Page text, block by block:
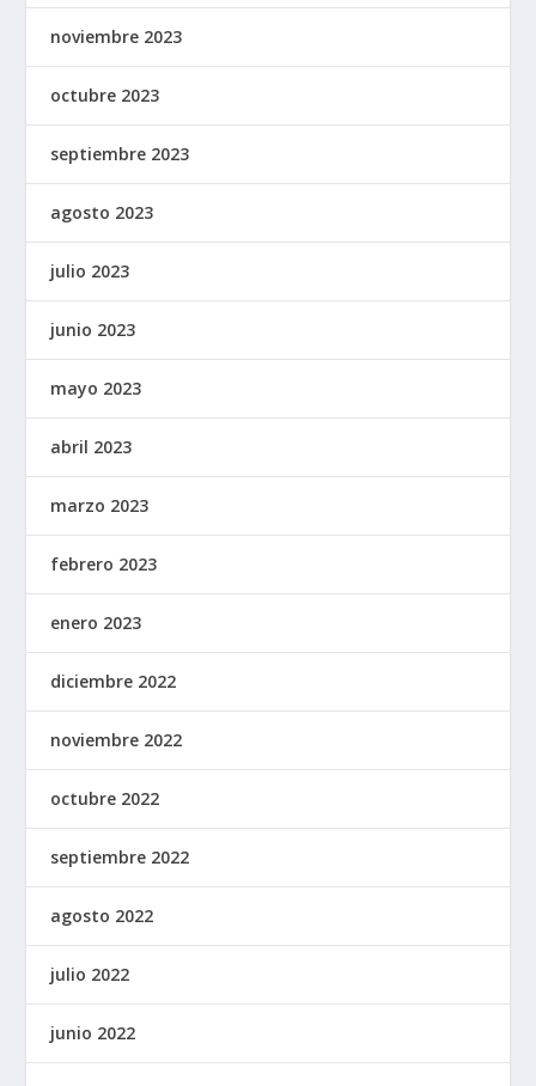
noviembre 2023
octubre 2023
septiembre 2023
agosto 2023
julio 2023
junio 2023
mayo 2023
abril 2023
marzo 2023
febrero 2023
enero 2023
diciembre 2022
noviembre 2022
octubre 2022
septiembre 2022
agosto 2022
julio 2022
junio 2022